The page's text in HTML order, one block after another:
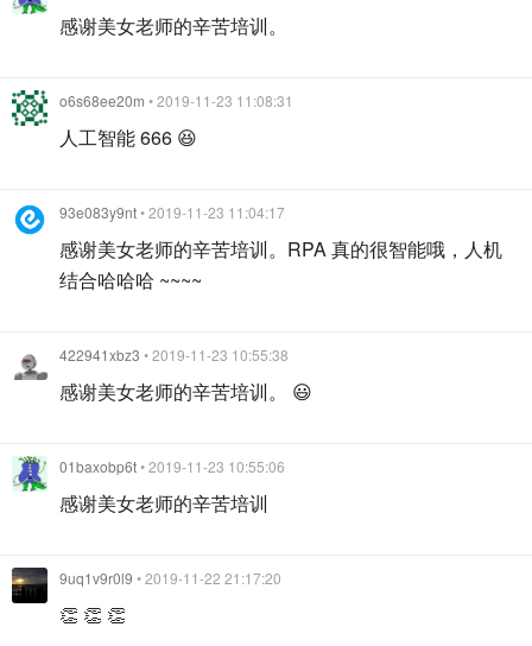
感谢美女老师的辛苦培训。
o6s68ee20m • 2019-11-23 11:08:31
人工智能 666 😆
93e083y9nt• 2019-11-23 11:04:17
感谢美女老师的辛苦培训。RPA 真的很智能哦，人机
结合哈哈哈 ~~~~
422941xbz3 • 2019-11-23 10:55:38
感谢美女老师的辛苦培训。 😃
01baxobp6t• 2019-11-23 10:55:06
感谢美女老师的辛苦培训
9uq1v9r0l9 • 2019-11-22 21:17:20
👏 👏 👏